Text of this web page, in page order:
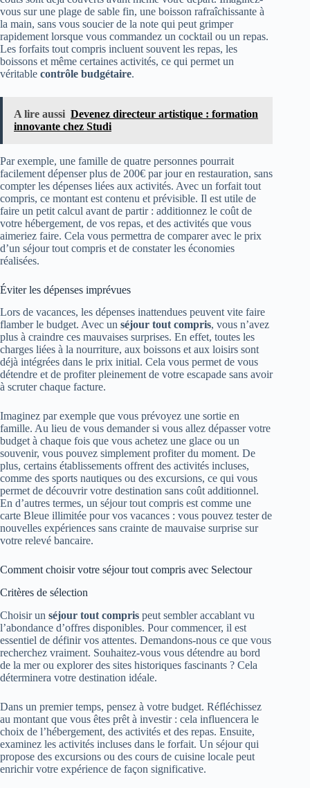
vous sur une plage de sable fin, une boisson rafraîchissante à
la main, sans vous soucier de la note qui peut grimper
rapidement lorsque vous commandez un cocktail ou un repas.
Les forfaits tout compris incluent souvent les repas, les
boissons et même certaines activités, ce qui permet un
véritable contrôle budgétaire.
A lire aussi Devenez directeur artistique : formation
innovante chez Studi
Par exemple, une famille de quatre personnes pourrait
facilement dépenser plus de 200€ par jour en restauration, sans
compter les dépenses liées aux activités. Avec un forfait tout
compris, ce montant est contenu et prévisible. Il est utile de
faire un petit calcul avant de partir : additionnez le coût de
votre hébergement, de vos repas, et des activités que vous
aimeriez faire. Cela vous permettra de comparer avec le prix
d’un séjour tout compris et de constater les économies
réalisées.
Éviter les dépenses imprévues
Lors de vacances, les dépenses inattendues peuvent vite faire
flamber le budget. Avec un séjour tout compris, vous n’avez
plus à craindre ces mauvaises surprises. En effet, toutes les
charges liées à la nourriture, aux boissons et aux loisirs sont
déjà intégrées dans le prix initial. Cela vous permet de vous
détendre et de profiter pleinement de votre escapade sans avoir
à scruter chaque facture.
Imaginez par exemple que vous prévoyez une sortie en
famille. Au lieu de vous demander si vous allez dépasser votre
budget à chaque fois que vous achetez une glace ou un
souvenir, vous pouvez simplement profiter du moment. De
plus, certains établissements offrent des activités incluses,
comme des sports nautiques ou des excursions, ce qui vous
permet de découvrir votre destination sans coût additionnel.
En d’autres termes, un séjour tout compris est comme une
carte Bleue illimitée pour vos vacances : vous pouvez tester de
nouvelles expériences sans crainte de mauvaise surprise sur
votre relevé bancaire.
Comment choisir votre séjour tout compris avec Selectour
Critères de sélection
Choisir un séjour tout compris peut sembler accablant vu
l’abondance d’offres disponibles. Pour commencer, il est
essentiel de définir vos attentes. Demandons-nous ce que vous
recherchez vraiment. Souhaitez-vous vous détendre au bord
de la mer ou explorer des sites historiques fascinants ? Cela
déterminera votre destination idéale.
Dans un premier temps, pensez à votre budget. Réfléchissez
au montant que vous êtes prêt à investir : cela influencera le
choix de l’hébergement, des activités et des repas. Ensuite,
examinez les activités incluses dans le forfait. Un séjour qui
propose des excursions ou des cours de cuisine locale peut
enrichir votre expérience de façon significative.